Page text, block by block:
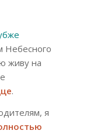
Небесного
живу на
.
я